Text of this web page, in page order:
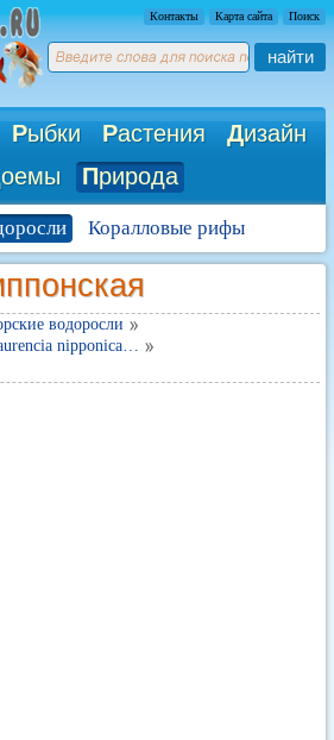
Контакты Карта сайта Поиск
найти
Рыбки Растения Дизайн
Природа
Коралловые рифы
водоросли
nipponica…